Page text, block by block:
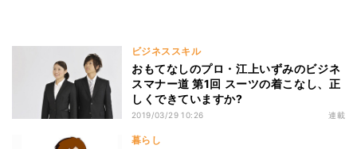
ビジネススキル
おもてなしのプロ・江上いずみのビジネ
スマナー道 第1回 スーツの着こなし、正
しくできていますか?
2019/03/29 10:26 連載
暮らし